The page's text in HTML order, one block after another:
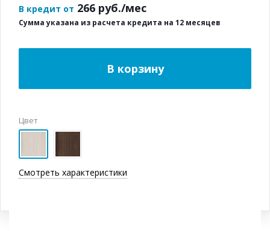
В кредит от 266 руб./мес
Сумма указана из расчета кредита на 12 месяцев
Цвет
Смотреть характеристики
В корзину